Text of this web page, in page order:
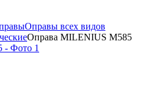
Оправы всех видов
Оправа MILENIUS M585